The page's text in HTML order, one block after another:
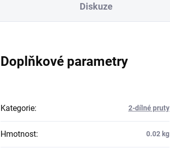
Diskuze
Doplňkové parametry
Kategorie: 2-dílné pruty
Hmotnost: 0.02 kg